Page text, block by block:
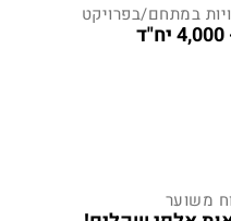
במתחם/בפרויקט
משוער